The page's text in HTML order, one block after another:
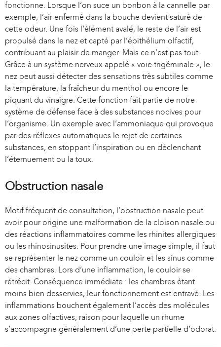
fonctionne. Lorsque l’on suce un bonbon à la cannelle par
exemple, l’air enfermé dans la bouche devient saturé de
cette odeur. Une fois l’élément avalé, le reste de l’air est
propulsé dans le nez et capté par l’épithélium olfactif,
contribuant au plaisir de manger. Mais ce n’est pas tout.
Grâce à un système nerveux appelé « voie trigéminale », le
nez peut aussi détecter des sensations très subtiles comme
la température, la fraîcheur du menthol ou encore le
piquant du vinaigre. Cette fonction fait partie de notre
système de défense face à des substances nocives pour
l’organisme. Un exemple avec l’ammoniaque qui provoque
par des réflexes automatiques le rejet de certaines
substances, en stoppant l’inspiration ou en déclenchant
l’éternuement ou la toux.
Obstruction nasale
Motif fréquent de consultation, l’obstruction nasale peut
avoir pour origine une malformation de la cloison nasale ou
des réactions inflammatoires comme les rhinites allergiques
ou les rhinosinusites. Pour prendre une image simple, il faut
se représenter le nez comme un couloir et les sinus comme
des chambres. Lors d’une inflammation, le couloir se
rétrécit. Conséquence immédiate : les chambres étant
moins bien desservies, leur fonctionnement est entravé. Les
inflammations bouchent également l’accès des molécules
aux zones olfactives, raison pour laquelle un rhume
s’accompagne généralement d’une perte partielle d’odorat.